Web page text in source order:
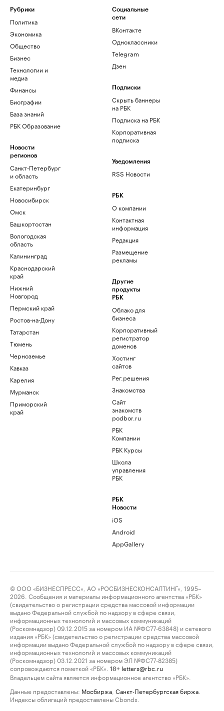
Рубрики
Политика
Экономика
Общество
Бизнес
Технологии и
медиа
Финансы
Биографии
База знаний
РБК Образование
Новости
регионов
Санкт-Петербург
и область
Екатеринбург
Новосибирск
Омск
Башкортостан
Вологодская
область
Калининград
Краснодарский
край
Нижний
Новгород
Пермский край
Ростов-на-Дону
Татарстан
Тюмень
Черноземье
Кавказ
Карелия
Мурманск
Приморский
край
Социальные
сети
ВКонтакте
Одноклассники
Telegram
Дзен
Подписки
Скрыть баннеры
на РБК
Подписка на РБК
Корпоративная
подписка
Уведомления
RSS Новости
РБК
О компании
Контактная
информация
Редакция
Размещение
рекламы
Другие
продукты
РБК
Облако для
бизнеса
Корпоративный
регистратор
доменов
Хостинг
сайтов
Рег.решения
Знакомства
Сайт
знакомств
podbor.ru
РБК
Компании
РБК Курсы
Школа
управления
РБК
РБК
Новости
iOS
Android
AppGallery
© ООО «БИЗНЕСПРЕСС», АО «РОСБИЗНЕСКОНСАЛТИНГ», 1995–
2026. Сообщения и материалы информационного агентства «РБК»
(свидетельство о регистрации средства массовой информации
выдано Федеральной службой по надзору в сфере связи,
информационных технологий и массовых коммуникаций
(Роскомнадзор) 09.12.2015 за номером ИА №ФС77-63848) и сетевого
издания «РБК» (свидетельство о регистрации средства массовой
информации выдано Федеральной службой по надзору в сфере связи,
информационных технологий и массовых коммуникаций
(Роскомнадзор) 03.12.2021 за номером ЭЛ №ФС77-82385)
сопровождаются пометкой «РБК».
18+ letters@rbc.ru
Владельцем сайта является информационное агентство «РБК».
Данные предоставлены: Мосбиржа Санкт-Петербургская биржа
Индексы облигаций предоставлены Cbonds.